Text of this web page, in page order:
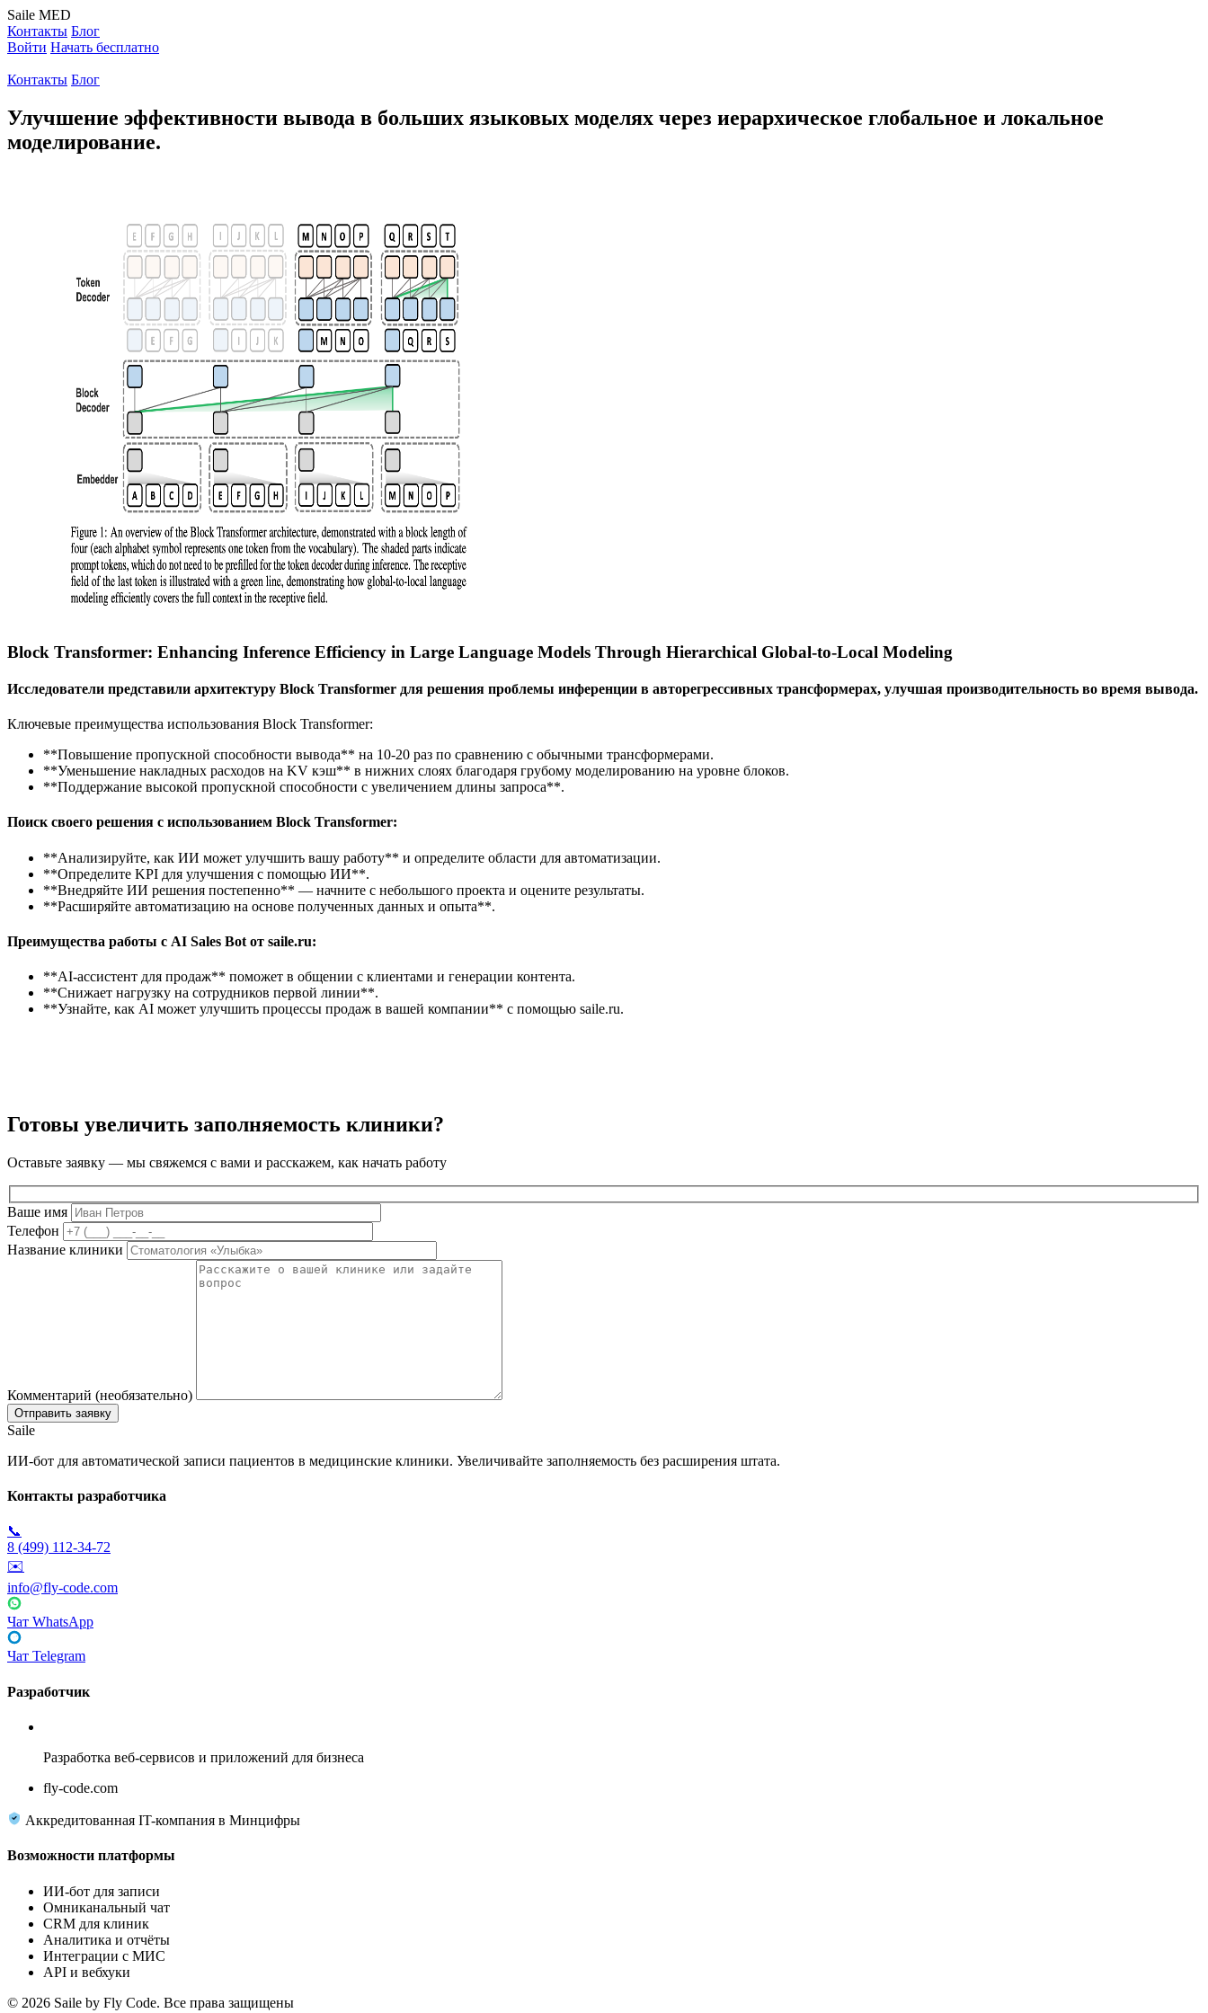
Saile MED
Контакты Блог
Войти Начать бесплатно
Контакты Блог
Улучшение эффективности вывода в больших языковых моделях через иерархическое глобальное и локальное
моделирование.
Block Transformer: Enhancing Inference Efficiency in Large Language Models Through Hierarchical Global-to-Local Modeling
Исследователи представили архитектуру Block Transformer для решения проблемы инференции в авторегрессивных трансформерах, улучшая производительность во время вывода.
Ключевые преимущества использования Block Transformer:
**Повышение пропускной способности вывода** на 10-20 раз по сравнению с обычными трансформерами.
**Уменьшение накладных расходов на KV кэш** в нижних слоях благодаря грубому моделированию на уровне блоков.
**Поддержание высокой пропускной способности с увеличением длины запроса**.
Поиск своего решения с использованием Block Transformer:
**Анализируйте, как ИИ может улучшить вашу работу** и определите области для автоматизации.
**Определите KPI для улучшения с помощью ИИ**.
**Внедряйте ИИ решения постепенно** — начните с небольшого проекта и оцените результаты.
**Расширяйте автоматизацию на основе полученных данных и опыта**.
Преимущества работы с AI Sales Bot от saile.ru:
**AI-ассистент для продаж** поможет в общении с клиентами и генерации контента.
**Снижает нагрузку на сотрудников первой линии**.
**Узнайте, как AI может улучшить процессы продаж в вашей компании** с помощью saile.ru.
Готовы увеличить заполняемость клиники?
Оставьте заявку — мы свяжемся с вами и расскажем, как начать работу
Ваше имя
Телефон
Название клиники
Комментарий (необязательно)
Saile
ИИ-бот для автоматической записи пациентов в медицинские клиники. Увеличивайте заполняемость без расширения штата.
Контакты разработчика
📞
8 (499) 112-34-72
✉️
info@fly-code.com
Чат WhatsApp
Чат Telegram
Разработчик
Разработка веб-сервисов и приложений для бизнеса
fly-code.com
Аккредитованная IT-компания в Минцифры
Возможности платформы
ИИ-бот для записи
Омниканальный чат
CRM для клиник
Аналитика и отчёты
Интеграции с МИС
API и вебхуки
© 2026 Saile by Fly Code. Все права защищены